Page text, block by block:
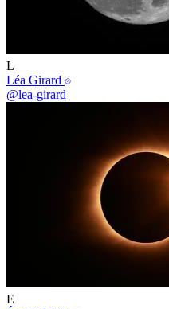
L
Léa Girard
@lea-girard
E